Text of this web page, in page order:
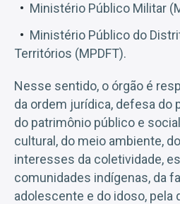
Ministério Público Militar
Ministério Público do
Territórios (MPDFT).
Nesse sentido, o órgão é
da ordem jurídica, defesa do
do patrimônio público e
cultural, do meio ambiente,
interesses da coletividade,
comunidades indígenas, da
adolescente e do idoso, pela